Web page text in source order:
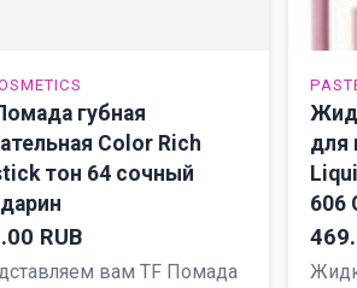
губная
Color Rich
тон 64 сочный
RUB
вам TF Помада
для
606